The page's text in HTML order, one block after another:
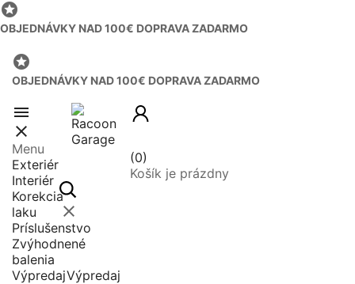

OBJEDNÁVKY NAD 100€ DOPRAVA ZADARMO

OBJEDNÁVKY NAD 100€ DOPRAVA ZADARMO


Menu
Exteriér
Interiér
Korekcia
laku
Príslušenstvo
Zvýhodnené
balenia
VýpredajVýpredaj
(0)
Košík je prázdny
